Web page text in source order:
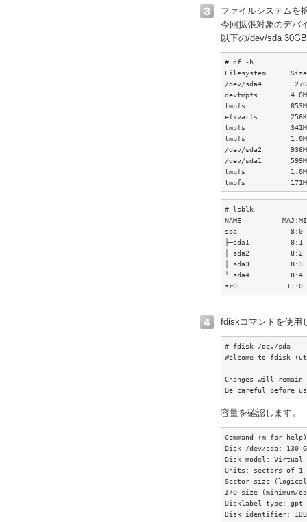
ファイルシステムを
今回拡張対象のデバ
以下の/dev/sda
# df -h
Filesystem      Size
/dev/sda4        27G
devtmpfs
tmpfs           853M
efivarfs        256K
tmpfs           341M
tmpfs           1.0M
/dev/sda2       936M
/dev/sda1
tmpfs           1.0M
tmpfs           171M
# lsblk
NAME          MAJ:MIN
sda             8:0
├─sda1          8:1
├─sda2          8:2
├─sda3          8:3
└─sda4          8:4
sr0            11:0
fdiskコマンドを使用
# fdisk /dev/sda
Welcome to fdisk
Changes will
Be careful before
容量を確認します。
Command (m for
Disk /dev/sda: 130
Disk model: Virtual
Units: sectors of 1
Sector size
I/O size (minimum/
Disklabel type: gpt
Disk identifier: